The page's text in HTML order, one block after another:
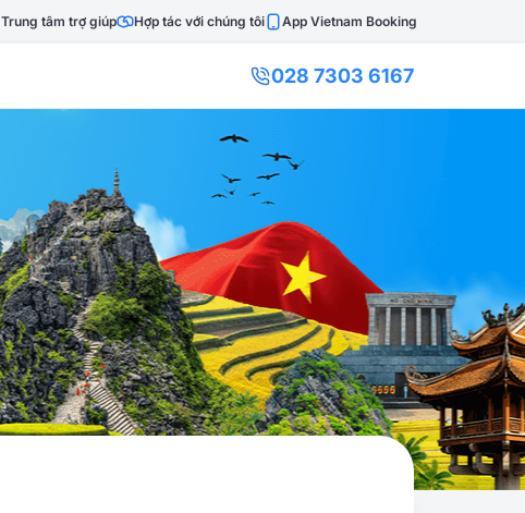
Trung tâm trợ giúp Hợp tác với chúng tôi App Vietnam Booking
028 7303 6167